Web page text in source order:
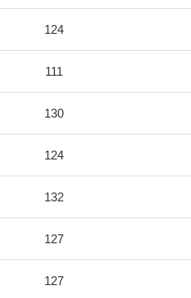
124
111
130
124
132
127
127